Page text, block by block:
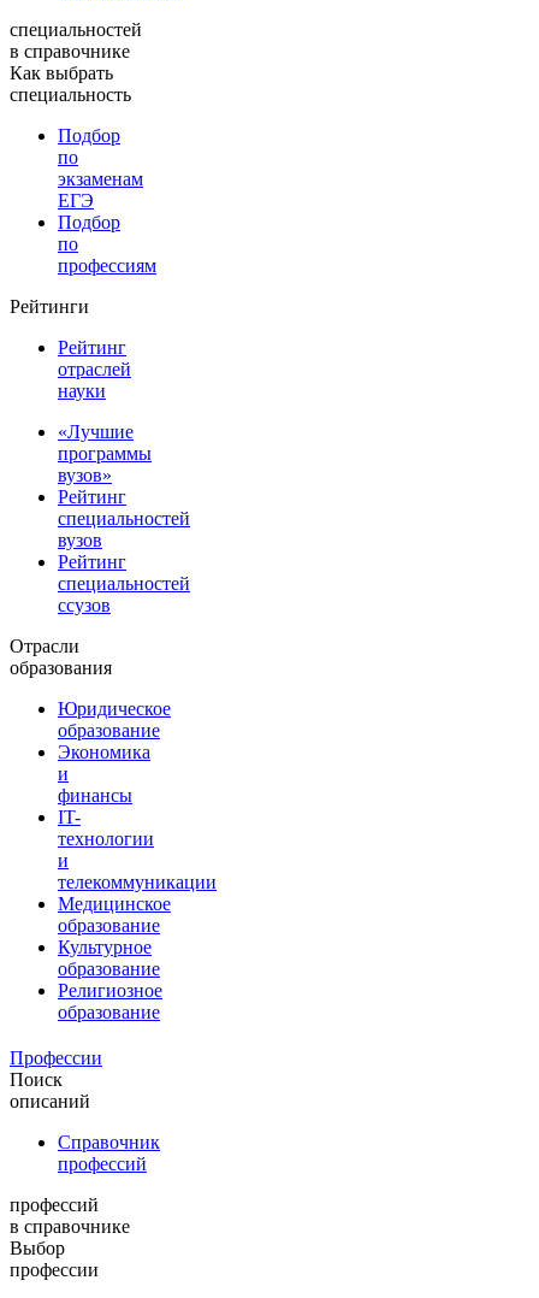
специальностей
в справочнике
Как выбрать
специальность
Подбор
по
экзаменам
ЕГЭ
Подбор
по
профессиям
Рейтинги
Рейтинг
отраслей
науки
«Лучшие
программы
вузов»
Рейтинг
специальностей
вузов
Рейтинг
специальностей
ссузов
Отрасли
образования
Юридическое
образование
Экономика
и
финансы
IT-
технологии
и
телекоммуникации
Медицинское
образование
Культурное
образование
Религиозное
образование
Профессии
Поиск
описаний
Справочник
профессий
профессий
в справочнике
Выбор
профессии